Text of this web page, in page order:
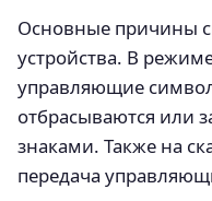
Основные причины
устройства. В
управляющие
отбрасываются или
знаками. Также на
передача